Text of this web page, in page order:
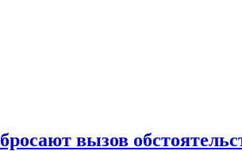
вызов